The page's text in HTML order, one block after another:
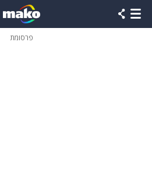
פרסומת